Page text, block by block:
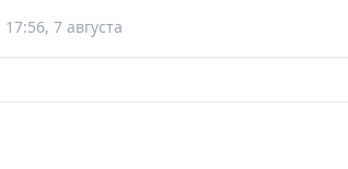
17:56, 7 августа